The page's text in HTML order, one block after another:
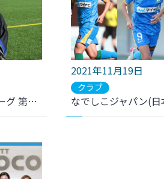
【11/21(日)YogiboWEリーグ 第10節 I神戸戦】浜田遥選手企画第2弾 開催のお知らせ
2021年11月19日
クラブ